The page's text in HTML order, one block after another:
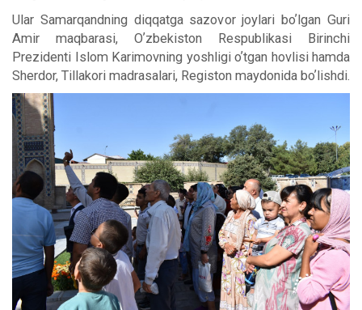
Ular Samarqandning diqqatga sazovor joylari boʼlgan Guri
Аmir maqbarasi, Oʼzbekiston Respublikasi Birinchi
Prezidenti Islom Karimovning yoshligi oʼtgan hovlisi hamda
Sherdor, Tillakori madrasalari, Registon maydonida boʼlishdi.